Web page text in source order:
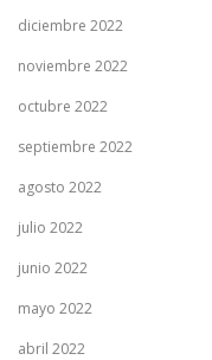
diciembre 2022
noviembre 2022
octubre 2022
septiembre 2022
agosto 2022
julio 2022
junio 2022
mayo 2022
abril 2022